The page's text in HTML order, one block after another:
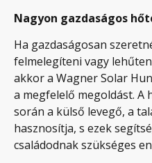
Nagyon gazdaságos
Ha gazdaságosan
felmelegíteni vagy
akkor a Wagner Solar
a megfelelő megoldást. A
során a külső levegő, a
hasznosítja, s ezek
családodnak szükséges